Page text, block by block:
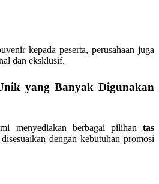
kepada peserta, perusahaan juga
dan eksklusif.
yang Banyak Digunakan
menyediakan berbagai pilihan tas
dengan kebutuhan promosi